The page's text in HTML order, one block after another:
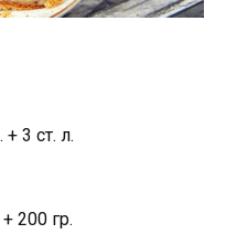
3 ст. л.
200 гр.